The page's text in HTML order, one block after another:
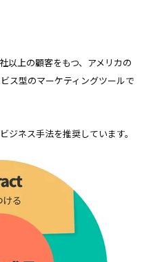
以上の顧客をもつ、アメリカの
ス型のマーケティングツールで
ジネス手法を推奨しています。